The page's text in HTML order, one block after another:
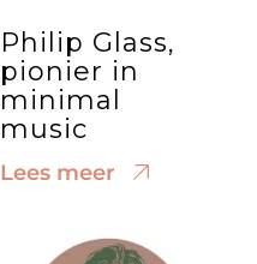
Philip Glass,
pionier in
minimal
music
Lees meer